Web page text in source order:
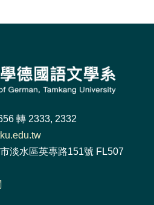
轉 2333, 2332
淡水區英專路151號 FL507